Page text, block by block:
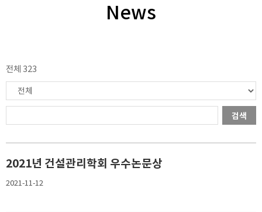
News
전체 323
검색
2021년 건설관리학회 우수논문상
2021-11-12